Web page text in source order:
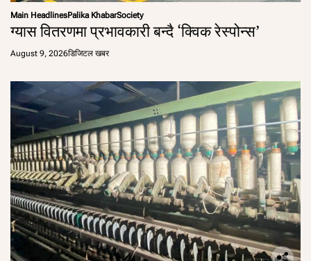
Main HeadlinesPalika KhabarSociety
ग्यास वितरणमा प्रभावकारी बन्दै ‘क्विक रेस्पोन्स’
August 9, 2026डिजिटल खबर